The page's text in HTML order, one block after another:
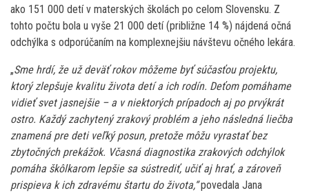
ako 151 000 detí v materských školách po celom Slovensku. Z
tohto počtu bola u vyše 21 000 detí (približne 14 %) nájdená očná
odchýlka s odporúčaním na komplexnejšiu návštevu očného lekára.
„Sme hrdí, že už deväť rokov môžeme byť súčasťou projektu,
ktorý zlepšuje kvalitu života detí a ich rodín. Deťom pomáhame
vidieť svet jasnejšie – a v niektorých prípadoch aj po prvýkrát
ostro. Každý zachytený zrakový problém a jeho následná liečba
znamená pre deti veľký posun, pretože môžu vyrastať bez
zbytočných prekážok. Včasná diagnostika zrakových odchýlok
pomáha škôlkarom lepšie sa sústrediť, učiť aj hrať, a zároveň
prispieva k ich zdravému štartu do života,“povedala Jana